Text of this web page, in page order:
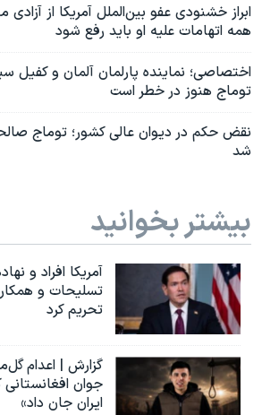
ابراز خشنودی عفو بین‌الملل آمریکا از
همه اتهامات علیه او باید رفع شود
اختصاصی؛ نماینده پارلمان آلمان و
توماج هنوز در خطر است
نقض حکم در دیوان عالی کشور؛ توماج
شد
بیشتر بخوانید
آمریکا افراد و
تسلیحات و
تحریم کرد
گزارش | اعدام
جوان افغانستانی
ایران جان داد»